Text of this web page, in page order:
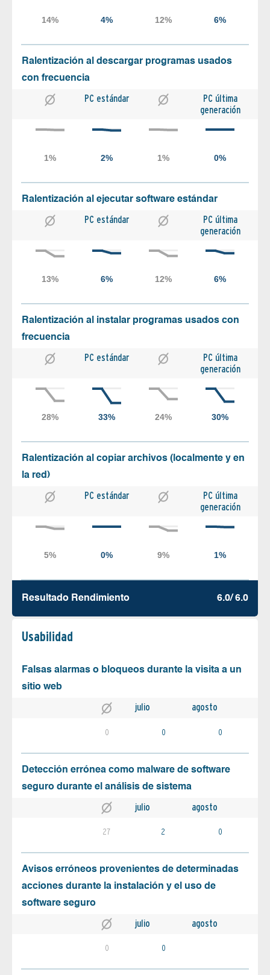
Ralentización al descargar programas usados
con frecuencia
PC estándar
PC última
generación
Ralentización al ejecutar software estándar
PC estándar
PC última
generación
Ralentización al instalar programas usados con
frecuencia
PC estándar
PC última
generación
Ralentización al copiar archivos (localmente y en
la red)
PC estándar
PC última
generación
Resultado Rendimiento 6.0/ 6.0
Usabilidad
Falsas alarmas o bloqueos durante la visita a un
sitio web
julio agosto
0 0 0
Detección errónea como malware de software
seguro durante el análisis de sistema
julio agosto
27 2 0
Avisos erróneos provenientes de determinadas
acciones durante la instalación y el uso de
software seguro
julio agosto
0 0